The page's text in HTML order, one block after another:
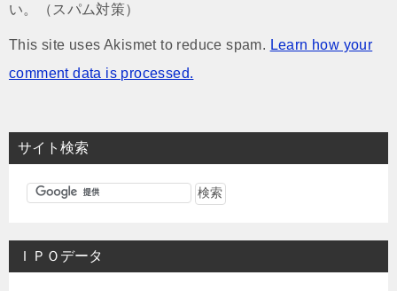
い。（スパム対策）
This site uses Akismet to reduce spam. Learn how your
comment data is processed.
サイト検索
ＩＰＯデータ